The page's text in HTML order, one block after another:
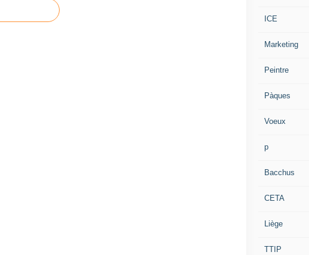
ICE
Marketing
Peintre
Pàques
Voeux
p
Bacchus
CETA
Liège
TTIP